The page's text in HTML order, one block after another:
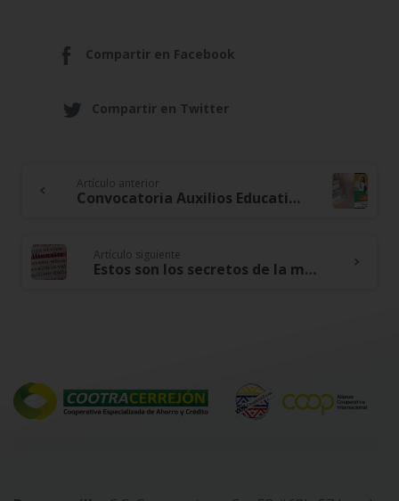
Compartir en Facebook
Compartir en Twitter
Continue
Reading
Artículo anterior
Convocatoria Auxilios Educativos 2023 – Conoce los requisitos y cómo acceder
Artículo siguiente
Estos son los secretos de la mente millonaria – Test a partir del libro de T. Harv Heker